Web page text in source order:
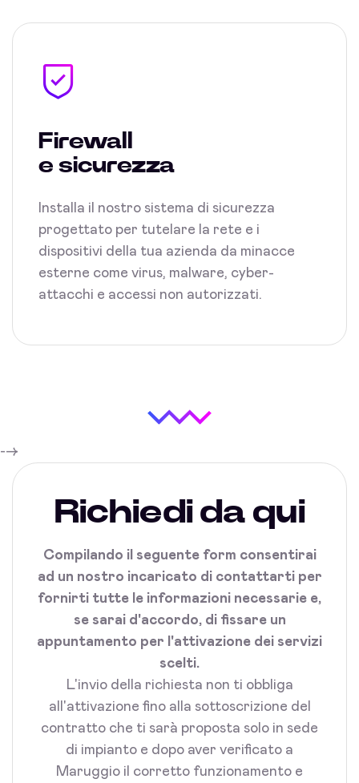
Firewall
e sicurezza
Installa il nostro sistema di sicurezza
progettato per tutelare la rete e i
dispositivi della tua azienda da minacce
esterne come virus, malware, cyber-
attacchi e accessi non autorizzati.
-->
Richiedi da qui
Compilando il seguente form consentirai
ad un nostro incaricato di contattarti per
fornirti tutte le informazioni necessarie e,
se sarai d'accordo, di fissare un
appuntamento per l'attivazione dei servizi
scelti.
L'invio della richiesta non ti obbliga
all'attivazione fino alla sottoscrizione del
contratto che ti sarà proposta solo in sede
di impianto e dopo aver verificato a
Maruggio il corretto funzionamento e